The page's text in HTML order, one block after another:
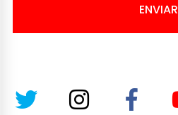
ENVIAR